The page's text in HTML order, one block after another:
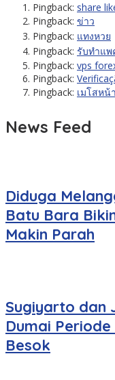
Pingback: share
Pingback: ข่าว
Pingback: แทงหวย
Pingback: รับทำแพ
Pingback: vps
Pingback:
Pingback: เมโสหน้
News Feed
Diduga
Batu Bara
Makin Parah
Sugiyarto dan
Dumai
Besok